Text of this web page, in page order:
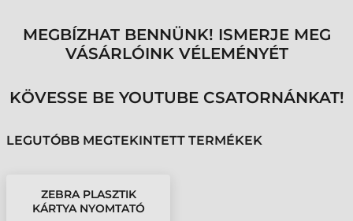
MEGBÍZHAT BENNÜNK! ISMERJE MEG
VÁSÁRLÓINK VÉLEMÉNYÉT
KÖVESSE BE YOUTUBE CSATORNÁNKAT!
LEGUTÓBB MEGTEKINTETT TERMÉKEK
ZEBRA PLASZTIK
KÁRTYA NYOMTATÓ